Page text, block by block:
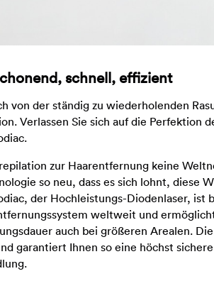
schnell, effizient
von der ständig zu wiederholenden
Verlassen Sie sich auf die Perfektion
zur Haarentfernung keine
so neu, dass es sich lohnt, diese
der Hochleistungs-Diodenlaser, ist
weltweit und
auch bei größeren Arealen.
garantiert Ihnen so eine höchst